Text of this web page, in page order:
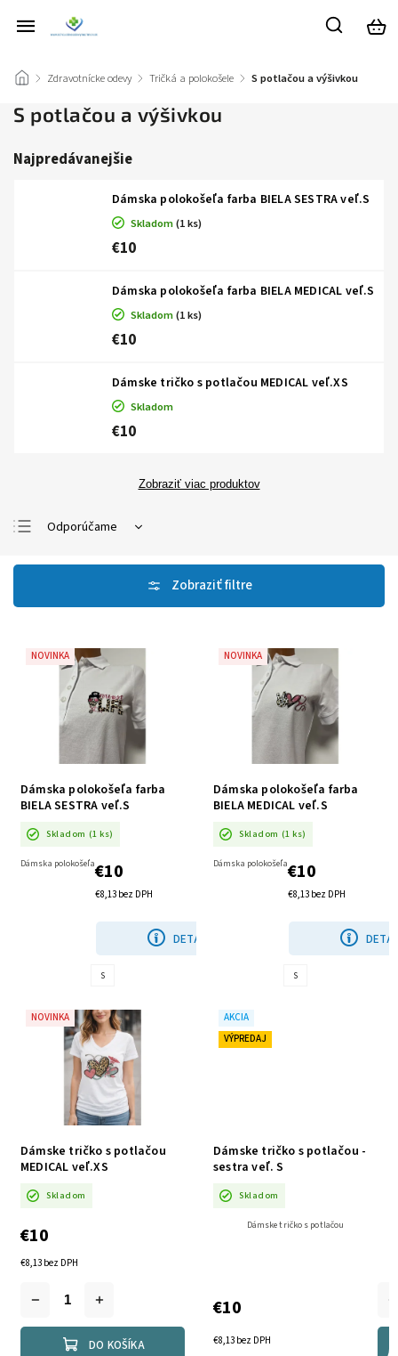
/ Zdravotnícke odevy / Tričká a polokošele / S potlačou a výšivkou
S potlačou a výšivkou
Najpredávanejšie
Dámska polokošeľa farba BIELA SESTRA veľ.S
Skladom(1 ks)
€10
Dámska polokošeľa farba BIELA MEDICAL veľ.S
Skladom(1 ks)
€10
Dámske tričko s potlačou MEDICAL veľ.XS
Skladom
€10
Zobraziť viac produktov
Odporúčame
Najpredávanejšie
NOVINKA
Dámska polokošeľa farba
BIELA SESTRA veľ.S
Skladom (1 ks)
€8,13 bez DPH
€10
DETAIL
Dámska polokošeľa
S
NOVINKA
Dámska polokošeľa farba
BIELA MEDICAL veľ.S
Skladom (1 ks)
€8,13 bez DPH
€10
Dámska polokošeľa
S
NOVINKA
Dámske tričko s potlačou
MEDICAL veľ.XS
Skladom
€8,13 bez DPH
€10
DO KOŠÍKA
AKCIA
VÝPREDAJ
Dámske tričko s potlačou -
sestra veľ. S
Skladom
€8,13 bez DPH
€10
Dámske tričko s potlačou